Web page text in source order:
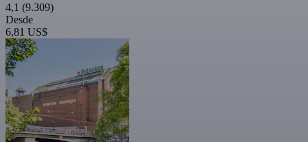
4,1 (9.309)
Desde
6,81 US$